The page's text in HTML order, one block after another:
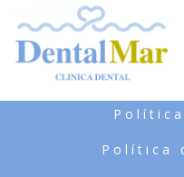
Política